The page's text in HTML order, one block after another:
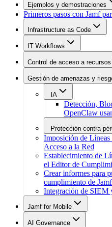
Ejemplos y demostraciones
Primeros pasos con Jamf
Infrastructure as Code
IT Workflows
Control de acceso a recursos
Gestión de amenazas y
IA
Detección,
OpenClaw
Protección contra
Imposición de
Acceso a la Red
Establecimiento de
el Editor de
Crear informes para
cumplimiento de
Integración de SIEM
Jamf for Mobile
AI Governance